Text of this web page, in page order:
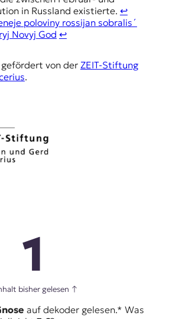
in Russland existierte. ↩︎
poloviny rossijan sobralis´
Novyj God ↩︎
gefördert von der ZEIT-Stiftung
.
1
bisher gelesen ↑
auf dekoder gelesen.* Was